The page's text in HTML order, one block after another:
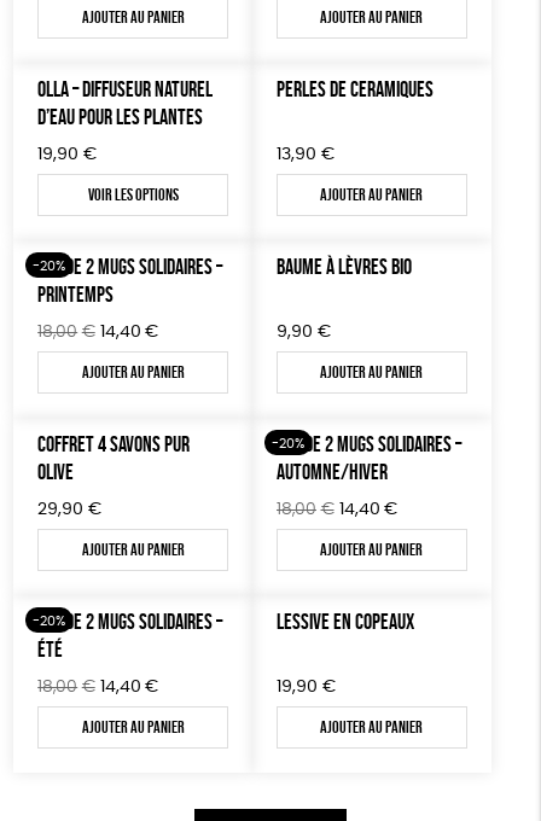
Fabriqué en Europe Fabriqué en France
Ajouter au panier Ajouter au panier
OLLA – DIFFUSEUR NATUREL
D’EAU POUR LES PLANTES
19,90 €
Voir les options
PERLES DE CERAMIQUES
13,90 €
Ajouter au panier
-20%
LOT DE 2 MUGS SOLIDAIRES –
PRINTEMPS
18,00 € Le
prix
initial
18,00€.
14,40 €Le
prix
actuel
14,40€.
Ajouter au panier
BAUME À LÈVRES BIO
9,90 €
Ajouter au panier
COFFRET 4 SAVONS PUR
OLIVE
29,90 €
Ajouter au panier
-20%
LOT DE 2 MUGS SOLIDAIRES –
AUTOMNE/HIVER
18,00 € Le
prix
initial
18,00€.
14,40 €Le
prix
actuel
14,40€.
Ajouter au panier
-20%
LOT DE 2 MUGS SOLIDAIRES –
ÉTÉ
18,00 € Le
prix
initial
14,40 €Le
prix
actuel
Ajouter au panier
LESSIVE EN COPEAUX
19,90 €
Ajouter au panier